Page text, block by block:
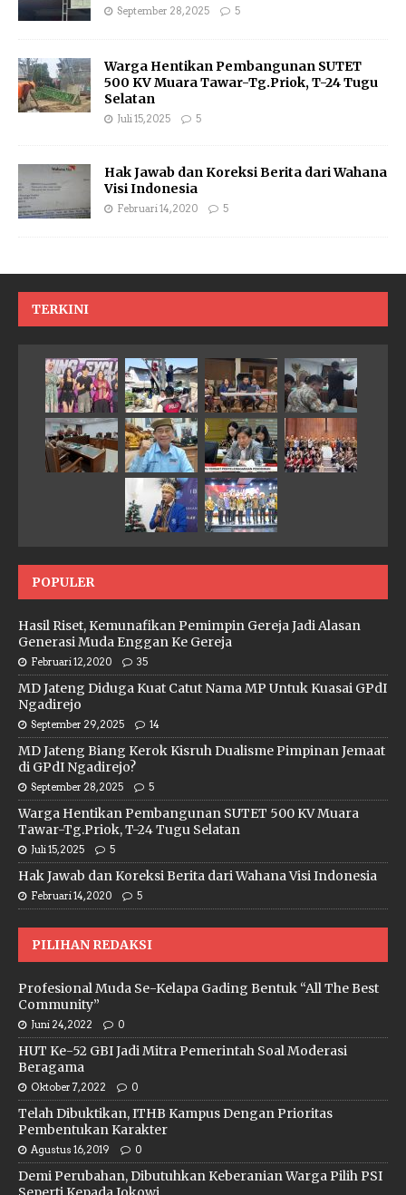
September 28, 2025 5
Warga Hentikan Pembangunan SUTET
500 KV Muara Tawar-Tg.Priok, T-24 Tugu
Selatan
Juli 15, 2025 5
Hak Jawab dan Koreksi Berita dari Wahana
Visi Indonesia
Februari 14, 2020 5
TERKINI
POPULER
Hasil Riset, Kemunafikan Pemimpin Gereja Jadi Alasan
Generasi Muda Enggan Ke Gereja
Februari 12, 2020 35
MD Jateng Diduga Kuat Catut Nama MP Untuk Kuasai GPdI
Ngadirejo
September 29, 2025 14
MD Jateng Biang Kerok Kisruh Dualisme Pimpinan Jemaat
di GPdI Ngadirejo?
September 28, 2025 5
Warga Hentikan Pembangunan SUTET 500 KV Muara
Tawar-Tg.Priok, T-24 Tugu Selatan
Juli 15, 2025 5
Hak Jawab dan Koreksi Berita dari Wahana Visi Indonesia
Februari 14, 2020 5
PILIHAN REDAKSI
Profesional Muda Se-Kelapa Gading Bentuk “All The Best
Community”
Juni 24, 2022 0
HUT Ke-52 GBI Jadi Mitra Pemerintah Soal Moderasi
Beragama
Oktober 7, 2022 0
Telah Dibuktikan, ITHB Kampus Dengan Prioritas
Pembentukan Karakter
Agustus 16, 2019 0
Demi Perubahan, Dibutuhkan Keberanian Warga Pilih PSI